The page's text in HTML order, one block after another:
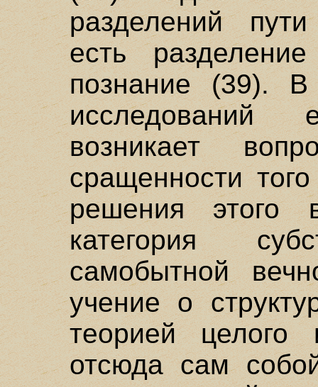
разделений
есть
познание (39). В
исследований
возникает
сращенности
решения этого
категория
самобытной
учение о
теорией
отсюда сам